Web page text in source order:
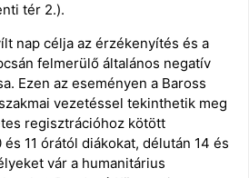
tér 2.).
nap célja az érzékenyítés és a
felmerülő általános negatív
Ezen az eseményen a Baross
vezetéssel tekinthetik meg
regisztrációhoz kötött
11 órától diákokat, délután 14 és
vár a humanitárius